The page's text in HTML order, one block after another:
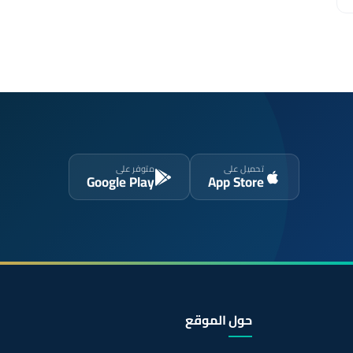
تحميل على
App Store
متوفر على
Google Play
حول الموقع